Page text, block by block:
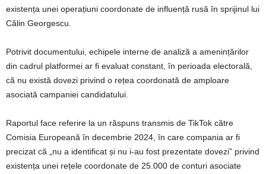
existența unei operațiuni coordonate de influență rusă în sprijinul lui
Călin Georgescu.
Potrivit documentului, echipele interne de analiză a amenințărilor
din cadrul platformei ar fi evaluat constant, în perioada electorală,
că nu există dovezi privind o rețea coordonată de amploare
asociată campaniei candidatului.
Raportul face referire la un răspuns transmis de TikTok către
Comisia Europeană în decembrie 2024, în care compania ar fi
precizat că „nu a identificat și nu i-au fost prezentate dovezi” privind
existența unei rețele coordonate de 25.000 de conturi asociate